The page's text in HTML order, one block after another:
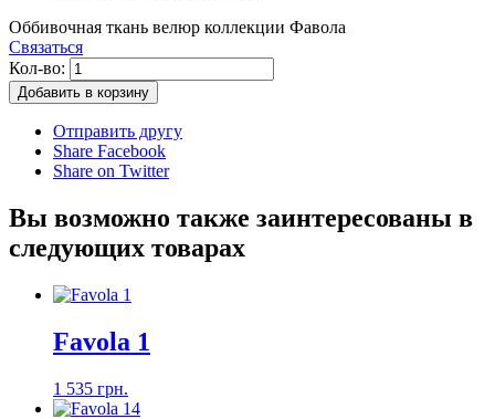
Оббивочная ткань велюр коллекции Фавола
Связаться
Кол-во:
Добавить в корзину
Отправить другу
Share Facebook
Share on Twitter
Вы возможно также заинтересованы в
следующих товарах
Favola 1
1 535 грн.